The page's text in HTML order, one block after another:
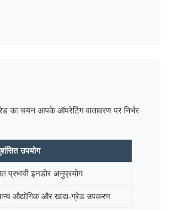
का चयन आपके ऑपरेटिंग वातावरण पर निर्भर
उपयोग
प्रभावी इनडोर अनुप्रयोग
औद्योगिक और खाद्य-ग्रेड उपकरण